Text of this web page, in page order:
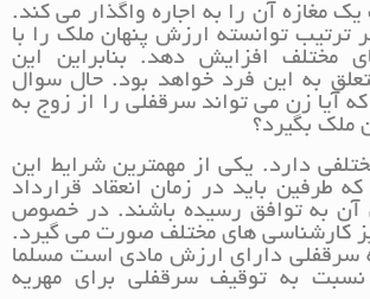
یک مغازه آن را به اجاره واگذار می کند.
ترتیب توانسته ارزش پنهان ملک را با
مختلف افزایش دهد. بنابراین این
به این فرد خواهد بود. حال سوال
آیا زن می تواند سرقفلی را از زوج به
ملک بگیرد؟
دارد. یکی از مهمترین شرایط این
طرفین باید در زمان انعقاد قرارداد
به توافق رسیده باشند. در خصوص
کارشناسی های مختلف صورت می گیرد.
سرقفلی دارای ارزش مادی است مسلما
به توقیف سرقفلی برای مهریه